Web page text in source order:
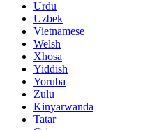
Urdu
Uzbek
Vietnamese
Welsh
Xhosa
Yiddish
Yoruba
Zulu
Kinyarwanda
Tatar